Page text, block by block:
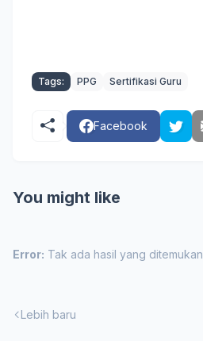
Tags: PPG Sertifikasi Guru
Facebook
You might like
Error: Tak ada hasil yang ditemukan
Lebih baru